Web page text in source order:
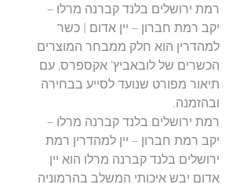
רמת ירושלים בלנד קברנה מרלו –
יקב רמת חברון – יין אדום | כשר
למהדרין הוא חלק ממבחר המוצרים
הכשרים של לובאביץ' אקספרס, עם
תיאור מפורט שנועד לסייע בבחירה
ובהזמנה.
רמת ירושלים בלנד קברנה מרלו –
יקב רמת חברון – יין למהדרין רמת
ירושלים בלנד קברנה מרלו הוא יין
אדום יבש איכותי המשלב בהרמוניה